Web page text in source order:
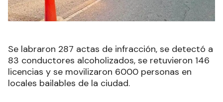
Se labraron 287 actas de infracción, se detectó a
83 conductores alcoholizados, se retuvieron 146
licencias y se movilizaron 6000 personas en
locales bailables de la ciudad.